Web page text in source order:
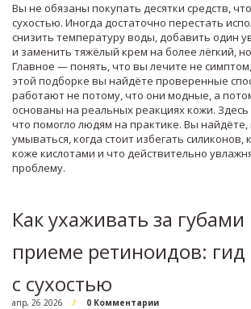
Вы не обязаны покупать десятки средств,
сухостью. Иногда достаточно перестать
снизить температуру воды, добавить один
и заменить тяжёлый крем на более лёгкий,
Главное — понять, что вы лечите не
этой подборке вы найдёте проверенные
работают не потому, что они модные, а
основаны на реальных реакциях кожи.
что помогло людям на практике. Вы найдёте,
умываться, когда стоит избегать силиконов,
коже кислотами и что действительно
проблему.
Как ухаживать за
приеме ретиноидов: гид
с сухостью
апр, 26 2026 0 Комментарии